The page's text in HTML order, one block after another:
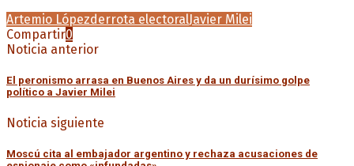
Artemio Lópezderrota electoralJavier Milei
Compartir0
Noticia anterior
El peronismo arrasa en Buenos Aires y da un durísimo golpe
político a Javier Milei
Noticia siguiente
Moscú cita al embajador argentino y rechaza acusaciones de